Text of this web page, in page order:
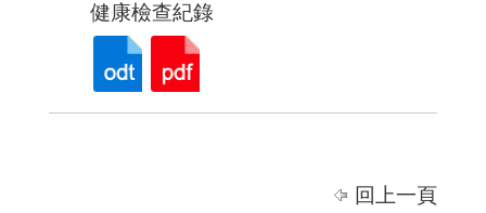
健康檢查紀錄
回上一頁